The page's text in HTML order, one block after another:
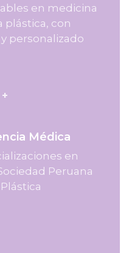
en medicina
plástica, con
personalizado
+
Médica
en
Peruana